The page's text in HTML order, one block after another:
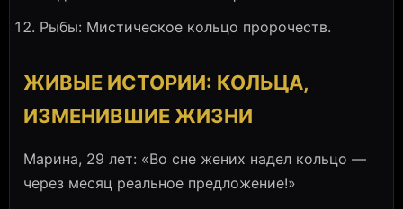
Рыбы: Мистическое кольцо пророчеств.
ЖИВЫЕ ИСТОРИИ: КОЛЬЦА,
ИЗМЕНИВШИЕ ЖИЗНИ
Марина, 29 лет: «Во сне жених надел кольцо —
через месяц реальное предложение!»